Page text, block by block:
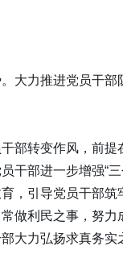
大力推进党员干部
部转变作风，前提
干部进一步增强“
，引导党员干部筑
做利民之事，努力
大力弘扬求真务实